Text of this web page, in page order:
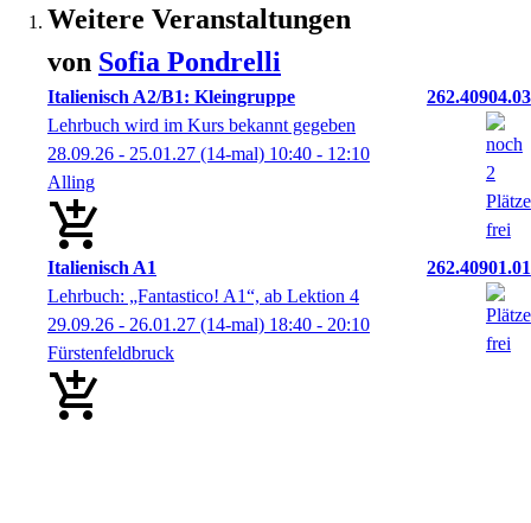
Weitere Veranstaltungen
von Sofia Pondrelli
Italienisch A2/B1: Kleingruppe
262.40904.03
Lehrbuch wird im Kurs bekannt gegeben
28.09.26 - 25.01.27 (14-mal) 10:40 - 12:10
Alling
Italienisch A1
262.40901.01
Lehrbuch: „Fantastico! A1“, ab Lektion 4
29.09.26 - 26.01.27 (14-mal) 18:40 - 20:10
Fürstenfeldbruck